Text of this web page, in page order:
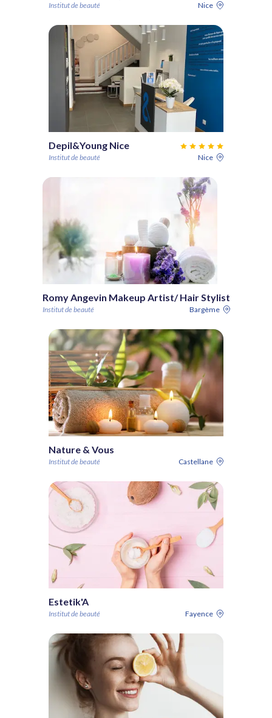
Institut de beauté Nice
Depil&Young Nice
Institut de beauté Nice
Romy Angevin Makeup Artist/ Hair Stylist
Institut de beauté Bargème
Nature & Vous
Institut de beauté Castellane
Estetik'A
Institut de beauté Fayence